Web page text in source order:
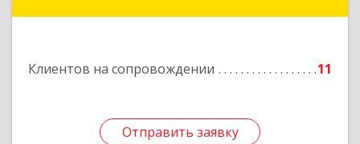
Клиентов на сопровождении 11
Отправить заявку
Отправить заявку